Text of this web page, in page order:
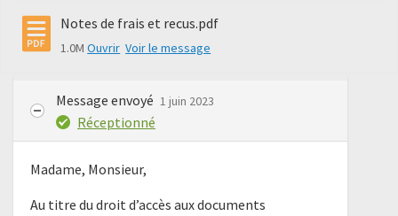
Notes de frais et recus.pdf
1.0MOuvrir Voir le message
Message envoyé 1 juin 2023
Réceptionné
Madame, Monsieur,
Au titre du droit d’accès aux documents